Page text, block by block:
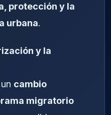
protección y la
urbana.
y la
cambio
migratorio